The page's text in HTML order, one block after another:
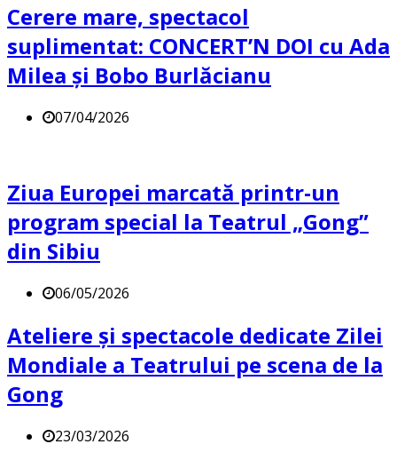
Cerere mare, spectacol
suplimentat: CONCERT’N DOI cu Ada
Milea și Bobo Burlăcianu
07/04/2026
Ziua Europei marcată printr-un
program special la Teatrul „Gong”
din Sibiu
06/05/2026
Ateliere și spectacole dedicate Zilei
Mondiale a Teatrului pe scena de la
Gong
23/03/2026